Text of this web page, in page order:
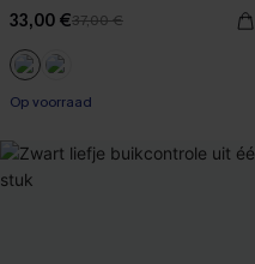
33,00 €37,00 €
【AG18】2 met 10% korting
Op voorraad